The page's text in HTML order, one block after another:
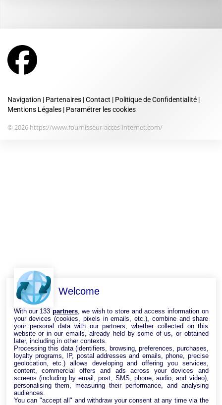
Navigation | Partenaires |Contact | Politique de Confidentialité |
Mentions Légales | Paramétrer les cookies
© 2026 https://www.fournisseur-acces-internet.com/
Welcome
With our 133 partners, we wish to store and access information on
your devices (cookies, pixels in emails, etc.), combine and share
your personal data with our partners, whether collected on this
website or in our emails, already held by some of us, or obtained
later, including in other contexts.
Processing this data (identifiers, browsing, preferences, purchases,
loyalty programs, IP, postal addresses and emails, phone, precise
geolocation, etc.) allows developing and offering you services,
content, commercial offers and ads across your devices and
screens (including by email, post, SMS, phone, audio, and video),
personalising them, measuring their performance, and analysing
audiences.
You can "accept all" and withdraw your consent at any time via the